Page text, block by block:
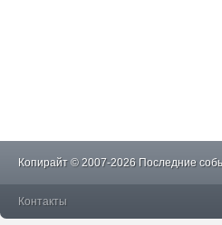
Копирайт © 2007-2026 Последние
Контакты